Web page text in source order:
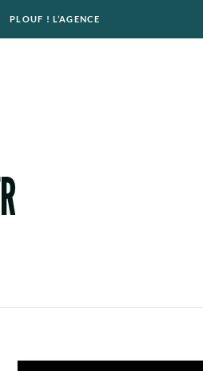
PLOUF ! L’AGENCE